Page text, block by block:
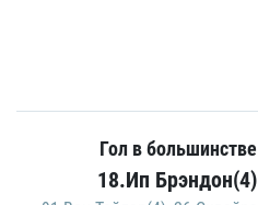
Гол в большинстве
18.Ип Брэндон(4)